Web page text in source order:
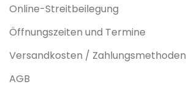
Online-Streitbeilegung
Öffnungszeiten und Termine
Versandkosten / Zahlungsmethoden
AGB